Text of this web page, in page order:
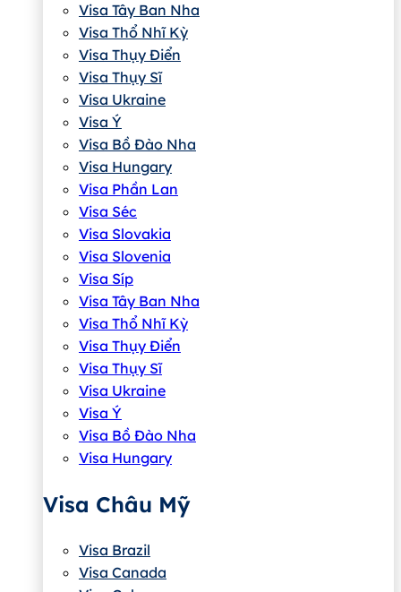
Visa Tây Ban Nha
Visa Thổ Nhĩ Kỳ
Visa Thụy Điển
Visa Thụy Sĩ
Visa Ukraine
Visa Ý
Visa Bồ Đào Nha
Visa Hungary
Visa Phần Lan
Visa Séc
Visa Slovakia
Visa Slovenia
Visa Síp
Visa Tây Ban Nha
Visa Thổ Nhĩ Kỳ
Visa Thụy Điển
Visa Thụy Sĩ
Visa Ukraine
Visa Ý
Visa Bồ Đào Nha
Visa Hungary
Visa Châu Mỹ
Visa Brazil
Visa Canada